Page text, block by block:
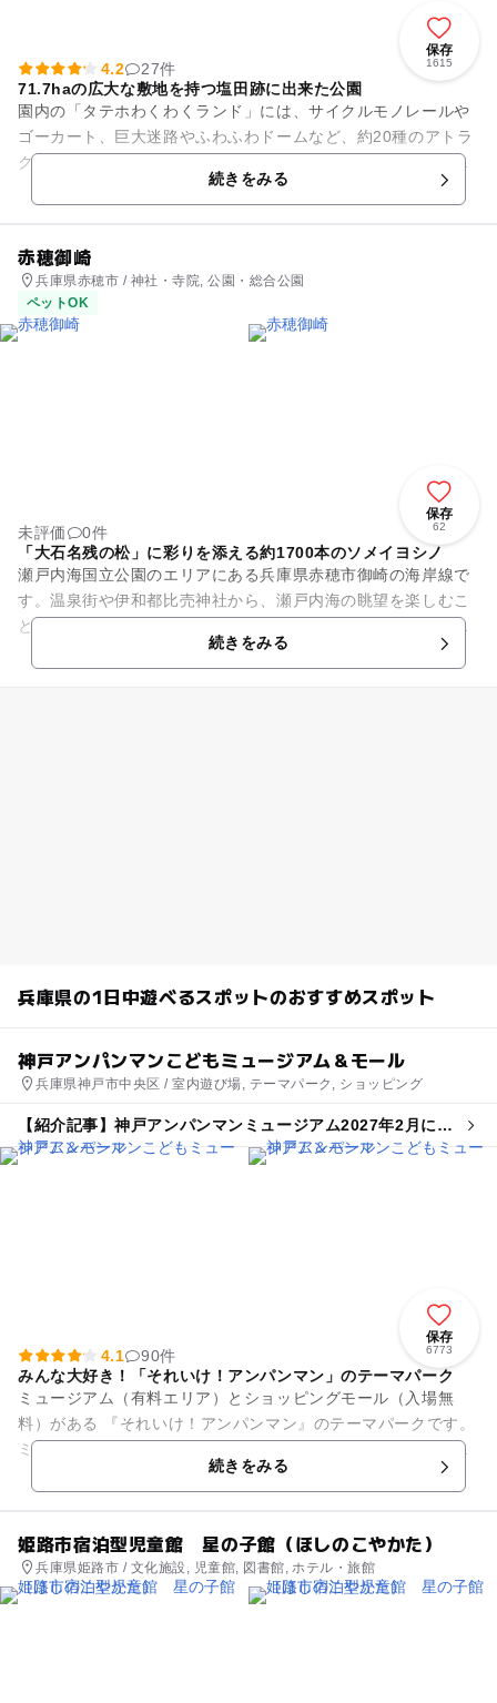
保存
1615
4.2
27件
71.7haの広大な敷地を持つ塩田跡に出来た公園
園内の「タテホわくわくランド」には、サイクルモノレールや
ゴーカート、巨大迷路やふわふわドームなど、約20種のアトラ
クションが勢ぞろい。そのほか、わんぱく広場、オートキャン
プ場、テニスコートなど子...続きをみる
赤穂御崎
兵庫県赤穂市 / 神社・寺院, 公園・総合公園
ペットOK
保存
62
未評価
0件
「大石名残の松」に彩りを添える約1700本のソメイヨシノ
瀬戸内海国立公園のエリアにある兵庫県赤穂市御崎の海岸線で
す。温泉街や伊和都比売神社から、瀬戸内海の眺望を楽しむこ
とができます。海岸線に沿って遊歩道が整備され道の途中に
は、大石内蔵助が赤穂を去る時...
続きをみる
兵庫県の1日中遊べるスポットのおすすめスポット
神戸アンパンマンこどもミュージアム＆モール
兵庫県神戸市中央区 / 室内遊び場, テーマパーク, ショッピング
【紹介記事】神戸アンパンマンミュージアム2027年2月に新
エリア誕生へ 海と冒険がテーマ！
保存
6773
4.1
90件
みんな大好き！「それいけ！アンパンマン」のテーマパーク
ミュージアム（有料エリア）とショッピングモール（入場無
料）がある 『それいけ！アンパンマン』のテーマパークです。
ミュージアムでは、アンパンマンたちが登場するステージやキ
続きをみる
姫路市宿泊型児童館 星の子館（ほしのこやかた）
兵庫県姫路市 / 文化施設, 児童館, 図書館, ホテル・旅館